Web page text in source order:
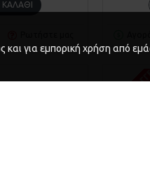
ΚΑΛΆΘΙ
ΚΑΤΌΠΙΝ
για εμπορική χρήση από